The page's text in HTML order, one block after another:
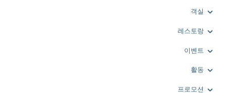
객실
레스토랑
이벤트
활동
프로모션